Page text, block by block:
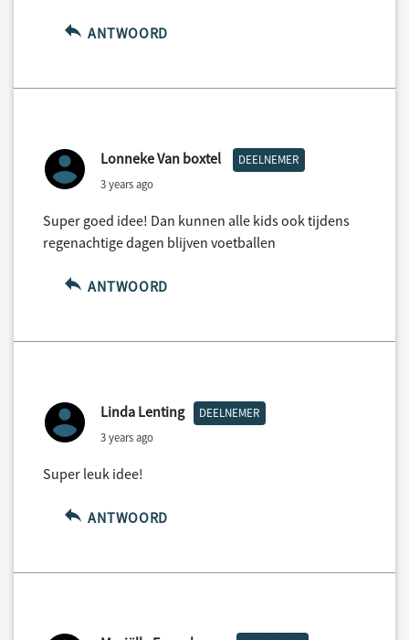
ANTWOORD
Lonneke Van boxtel DEELNEMER
3 years ago
Super goed idee! Dan kunnen alle kids ook tijdens
regenachtige dagen blijven voetballen
ANTWOORD
Linda Lenting DEELNEMER
3 years ago
Super leuk idee!
ANTWOORD